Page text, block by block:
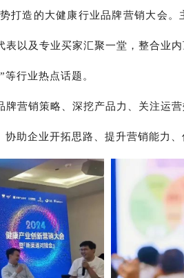
打造的大健康行业品牌营销大会
以及专业买家汇聚一堂，整合业
行业热点话题。
牌营销策略、深挖产品力、关注运
助企业开拓思路、提升营销能力